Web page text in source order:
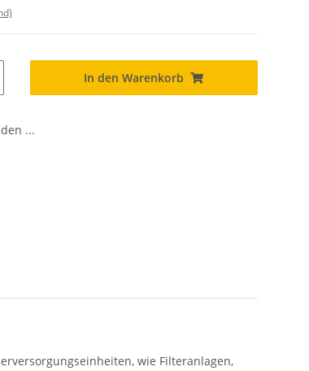
In den Warenkorb
...
wie Filteranlagen,